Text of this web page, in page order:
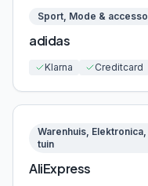
Sport, Mode &
adidas
Klarna Creditcard
Warenhuis,
tuin
AliExpress